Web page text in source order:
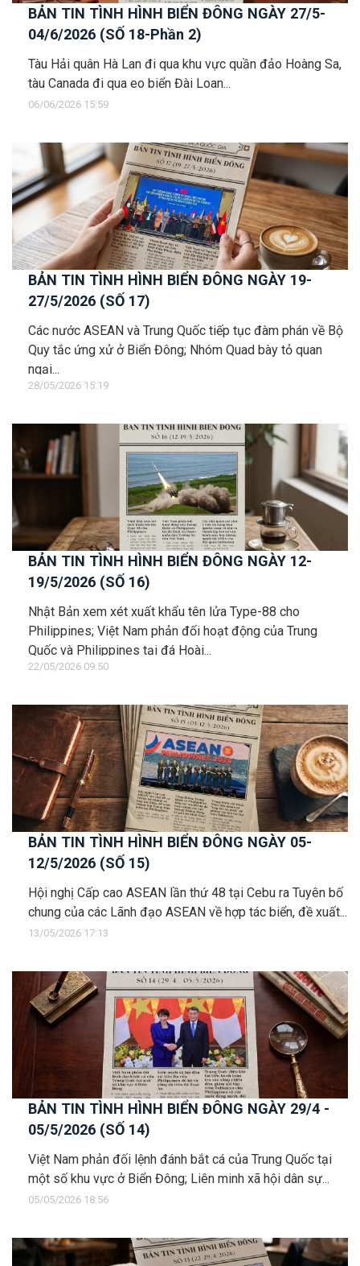
BẢN TIN TÌNH HÌNH BIỂN ĐÔNG NGÀY 27/5-
04/6/2026 (SỐ 18-Phần 2)
Tàu Hải quân Hà Lan đi qua khu vực quần đảo Hoàng Sa,
tàu Canada đi qua eo biển Đài Loan...
06/06/2026 15:59
BẢN TIN TÌNH HÌNH BIỂN ĐÔNG NGÀY 19-
27/5/2026 (SỐ 17)
Các nước ASEAN và Trung Quốc tiếp tục đàm phán về Bộ
Quy tắc ứng xử ở Biển Đông; Nhóm Quad bày tỏ quan
ngại...
28/05/2026 15:19
BẢN TIN TÌNH HÌNH BIỂN ĐÔNG NGÀY 12-
19/5/2026 (SỐ 16)
Nhật Bản xem xét xuất khẩu tên lửa Type-88 cho
Philippines; Việt Nam phản đối hoạt động của Trung
Quốc và Philippines tại đá Hoài...
22/05/2026 09:50
BẢN TIN TÌNH HÌNH BIỂN ĐÔNG NGÀY 05-
12/5/2026 (SỐ 15)
Hội nghị Cấp cao ASEAN lần thứ 48 tại Cebu ra Tuyên bố
chung của các Lãnh đạo ASEAN về hợp tác biển, đề xuất...
13/05/2026 17:13
BẢN TIN TÌNH HÌNH BIỂN ĐÔNG NGÀY 29/4 -
05/5/2026 (SỐ 14)
Việt Nam phản đối lệnh đánh bắt cá của Trung Quốc tại
một số khu vực ở Biển Đông; Liên minh xã hội dân sự...
05/05/2026 18:56